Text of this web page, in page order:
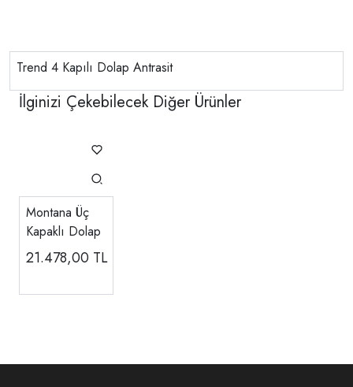
Trend 4 Kapılı Dolap Antrasit
İlginizi Çekebilecek Diğer Ürünler
Montana Üç
Kapaklı Dolap
21.478,00 TL